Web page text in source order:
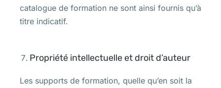
catalogue de formation ne sont ainsi fournis qu’à
titre indicatif.
Propriété intellectuelle et droit d’auteur
Les supports de formation, quelle qu’en soit la